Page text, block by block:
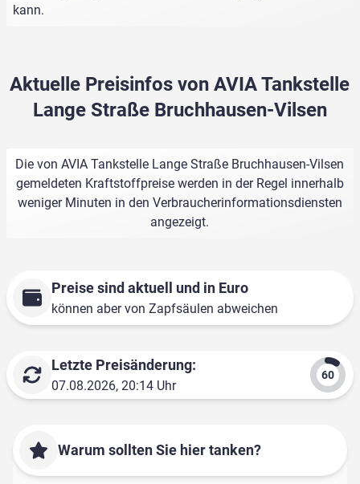
kann.
Aktuelle Preisinfos von AVIA Tankstelle
Lange Straße Bruchhausen-Vilsen
Die von AVIA Tankstelle Lange Straße Bruchhausen-Vilsen
gemeldeten Kraftstoffpreise werden in der Regel innerhalb
weniger Minuten in den Verbraucherinformationsdiensten
angezeigt.
Preise sind aktuell und in Euro
können aber von Zapfsäulen abweichen
Letzte Preisänderung:
07.08.2026, 20:14 Uhr
Warum sollten Sie hier tanken?